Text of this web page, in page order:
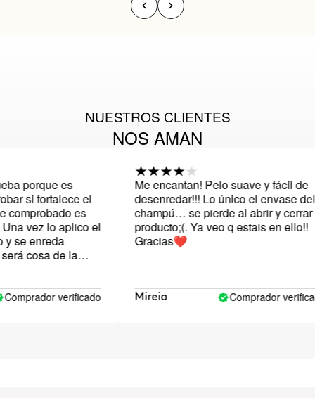
NUESTROS CLIENTES
NOS AMAN
porque es
si fortalece el
es
vez lo aplico el
enreda
cosa de la
Aún tengo
verificado
Me encantan! Pelo suave y fácil de
desenredar!!! Lo único el envase del
champú… se pierde al abrir y cerrar
producto;(. Ya veo q estais en ello!!
Gracias❤️
Mireia Comprador verificado